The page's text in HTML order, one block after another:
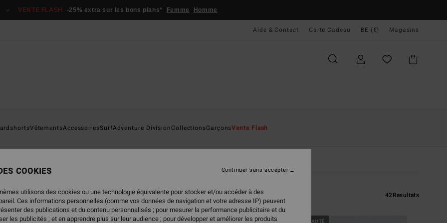
VENTE FLASH -25% extra sur les bons plans* Femme Homme
Aide & Contact Carte Cadeau BE (€) Magasins
VêtementsAccessoiresSurfAdventure DivisionCollectionsGarçonsVente Flash
42Resultats
NOUVEAUTÉ NOUVEAUTÉ NOUVEAUTÉ
COOKIES
utilisons des cookies ou une technologie équivalente pour stocker et/ou accéder à des
Ces informations personnelles (comme vos données de navigation et votre adresse IP) peuvent
des publications et du contenu personnalisés ; pour mesurer la performance publicitaire et du
les publicités ; et en apprendre plus sur leur audience ; pour développer et améliorer les produits
Continuer sans accepter